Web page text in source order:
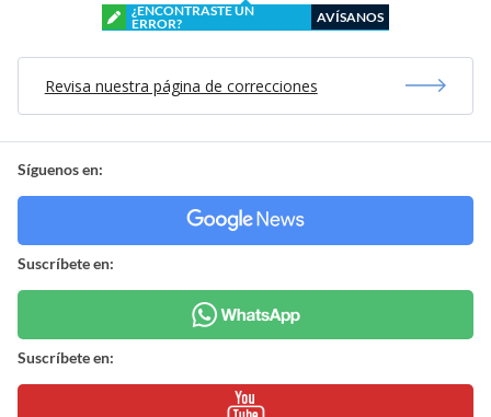
¿ENCONTRASTE UN
ERROR?
AVÍSANOS
Revisa nuestra página de correcciones
Síguenos en:
Suscríbete en:
Suscríbete en: